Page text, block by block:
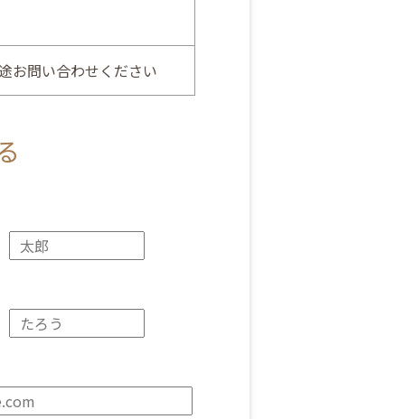
お問い合わせください